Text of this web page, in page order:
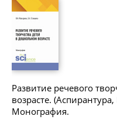
Развитие речевого
возрасте.
Монография.